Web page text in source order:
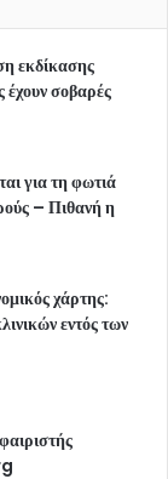
εκδίκασης
σοβαρές
για τη φωτιά
– Πιθανή η
χάρτης:
εντός των